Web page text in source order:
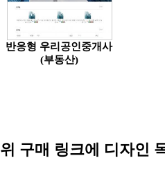
반응형 우리공인중개사
(부동산)
위 구매 링크에 디자인